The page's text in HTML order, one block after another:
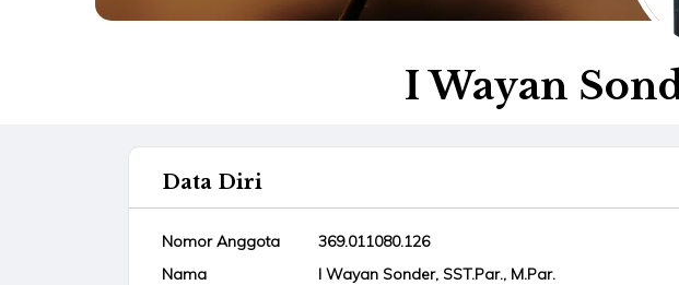
I Wayan
Data Diri
Nomor Anggota
369.011080.126
Nama
I Wayan Sonder, SST.Par., M.Par.